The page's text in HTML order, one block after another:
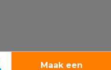
Sani4All Maak een